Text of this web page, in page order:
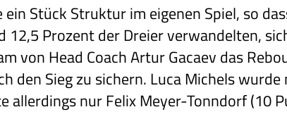
Stück Struktur im eigenen Spiel, so
12,5 Prozent der Dreier verwandelten,
von Head Coach Artur Gacaev das
den Sieg zu sichern. Luca Michels
allerdings nur Felix Meyer-Tonndorf (10